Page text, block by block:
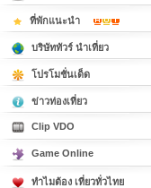
ที่พักแนะนำ
บริษัททัวร์ นำเที่ยว
โปรโมชั่นเด็ด
ข่าวท่องเที่ยว
Clip VDO
Game Online
ทำไมต้อง เที่ยวทั่วไทย